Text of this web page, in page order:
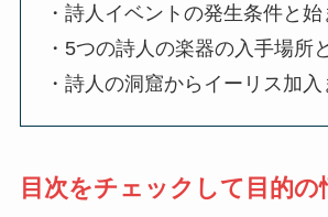
・詩人イベントの発生条件と
・5つの詩人の楽器の入手場所
・詩人の洞窟からイーリス加
目次をチェックして目的